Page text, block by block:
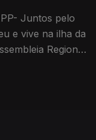
Juntos pelo
e vive na ilha da
Regional